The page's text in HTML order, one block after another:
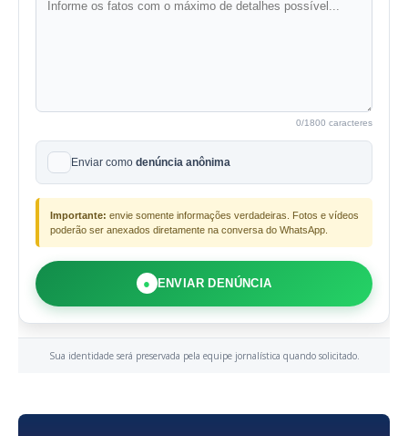
0/1800 caracteres
Enviar como denúncia anônima
Importante: envie somente informações verdadeiras. Fotos e vídeos
poderão ser anexados diretamente na conversa do WhatsApp.
● ENVIAR DENÚNCIA
Sua identidade será preservada pela equipe jornalística quando solicitado.